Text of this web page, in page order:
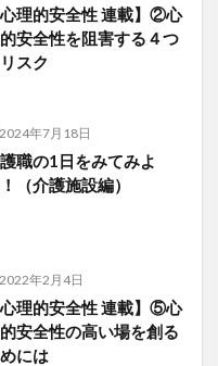
心理的安全性 連載】②心
安全性を阻害する４つ
スク
2024年7月18日
職の1日をみてみよ
（介護施設編）
2022年2月4日
心理的安全性 連載】⑤心
安全性の高い場を創る
には